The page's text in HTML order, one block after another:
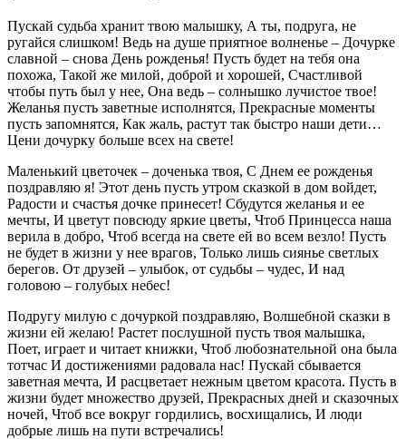
Пускай судьба хранит твою малышку, А ты, подруга, не
ругайся слишком! Ведь на душе приятное волненье – Дочурке
славной – снова День рожденья! Пусть будет на тебя она
похожа, Такой же милой, доброй и хорошей, Счастливой
чтобы путь был у нее, Она ведь – солнышко лучистое твое!
Желанья пусть заветные исполнятся, Прекрасные моменты
пусть запомнятся, Как жаль, растут так быстро наши дети…
Цени дочурку больше всех на свете!
Маленький цветочек – доченька твоя, С Днем ее рожденья
поздравляю я! Этот день пусть утром сказкой в дом войдет,
Радости и счастья дочке принесет! Сбудутся желанья и ее
мечты, И цветут повсюду яркие цветы, Чтоб Принцесса наша
верила в добро, Чтоб всегда на свете ей во всем везло! Пусть
не будет в жизни у нее врагов, Только лишь сиянье светлых
берегов. От друзей – улыбок, от судьбы – чудес, И над
головою – голубых небес!
Подругу милую с дочуркой поздравляю, Волшебной сказки в
жизни ей желаю! Растет послушной пусть твоя малышка,
Поет, играет и читает книжки, Чтоб любознательной она была
тотчас И достижениями радовала нас! Пускай сбывается
заветная мечта, И расцветает нежным цветом красота. Пусть в
жизни будет множество друзей, Прекрасных дней и сказочных
ночей, Чтоб все вокруг гордились, восхищались, И люди
добрые лишь на пути встречались!